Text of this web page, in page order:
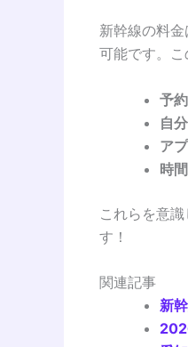
新幹線の料
可能です。
予
自
ア
時
これらを意
す！
関連記事
新